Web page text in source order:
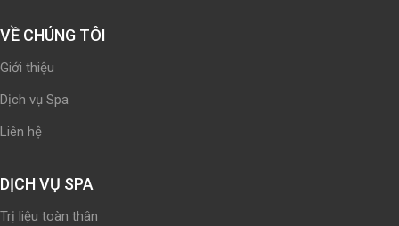
VỀ CHÚNG TÔI
Giới thiệu
Dịch vụ Spa
Liên hệ
DỊCH VỤ SPA
Trị liệu toàn thân